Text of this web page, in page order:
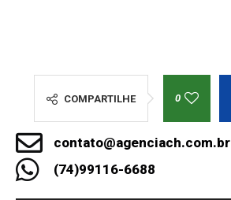
COMPARTILHE 0
contato@agenciach.com.br
(74)99116-6688